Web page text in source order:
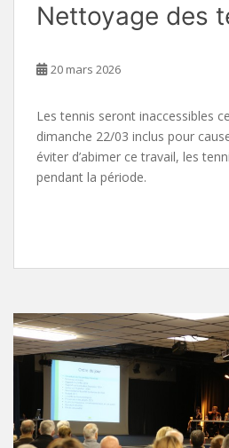
Nettoyage des
20 mars 2026
Les tennis seront inaccessibles
dimanche 22/03 inclus pour
éviter d’abimer ce travail, les
pendant la période.